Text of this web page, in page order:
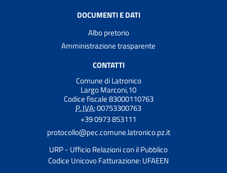
DOCUMENTI E DATI
Albo pretorio
Amministrazione trasparente
CONTATTI
Comune di Latronico
Largo Marconi,10
Codice fiscale 83000110763
P. IVA:00753300763
+39 0973 853111
protocollo@pec.comune.latronico.pz.it
URP - Ufficio Relazioni con il Pubblico
Codice Unicovo Fatturazione: UFAEEN